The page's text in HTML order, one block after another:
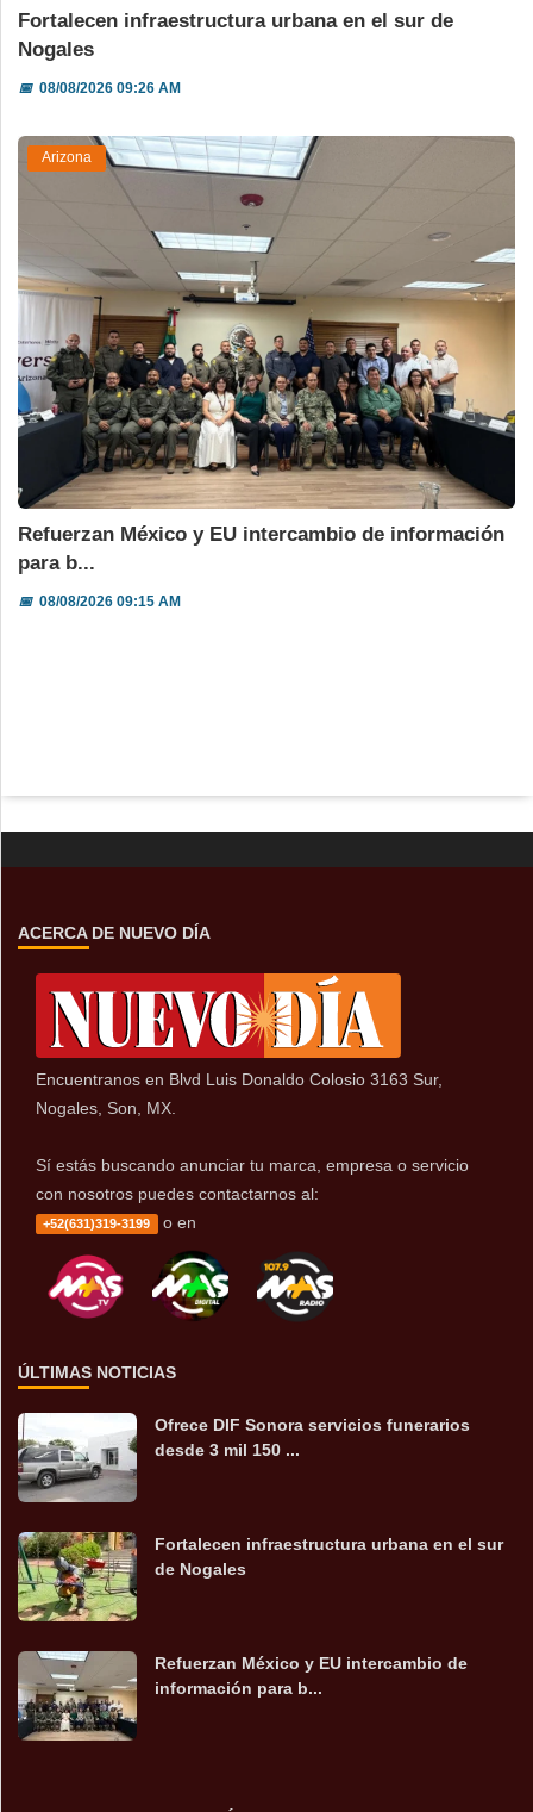
Fortalecen infraestructura urbana en el sur de
Nogales
📅08/08/2026 09:26 AM
Arizona
Refuerzan México y EU intercambio de información
para b...
📅08/08/2026 09:15 AM
ACERCA DE NUEVO DÍA
Encuentranos en Blvd Luis Donaldo Colosio 3163 Sur,
Nogales, Son, MX.
Sí estás buscando anunciar tu marca, empresa o servicio
con nosotros puedes contactarnos al:
+52(631)319-3199 o en
ÚLTIMAS NOTICIAS
Ofrece DIF Sonora servicios funerarios
desde 3 mil 150 ...
Fortalecen infraestructura urbana en el sur
de Nogales
Refuerzan México y EU intercambio de
información para b...